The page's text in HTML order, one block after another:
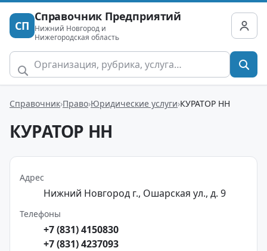
СП
Справочник Предприятий
Нижний Новгород и
Нижегородская область
Справочник Право Юридические услуги КУРАТОР НН
КУРАТОР НН
Адрес
Нижний Новгород г., Ошарская ул., д. 9
Телефоны
+7 (831) 4150830
+7 (831) 4237093